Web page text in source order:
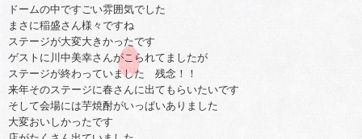
ドームの中ですごい雰囲気でした
まさに稲盛さん様々ですね
ステージが大変大きかったです
ゲストに川中美幸さんがこられてましたが
ステージが終わっていました 残念！！
来年そのステージに春さんに出てもらいたいです
そして会場には芋焼酎がいっぱいありました
大変おいしかったです